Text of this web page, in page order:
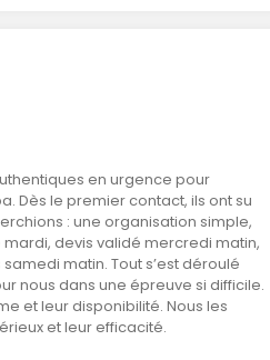
en urgence pour
Dès le premier contact, ils ont su
: une organisation simple,
devis validé mercredi matin,
matin. Tout s’est déroulé
nous dans une épreuve si difficile.
et leur disponibilité. Nous les
et leur efficacité.